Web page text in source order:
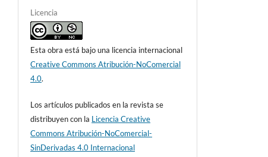
Licencia
Esta obra está bajo una licencia internacional
Creative Commons Atribución-NoComercial
4.0.
Los artículos publicados en la revista se
distribuyen con la Licencia Creative
Commons Atribución-NoComercial-
SinDerivadas 4.0 Internacional